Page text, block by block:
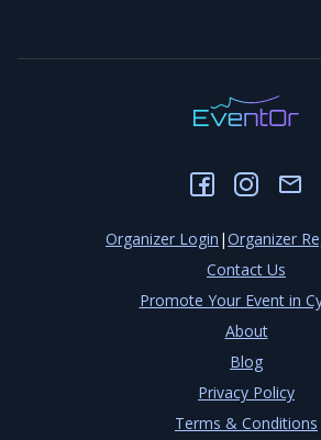
Organizer Login |Organizer
Contact Us
Promote Your Event in
About
Blog
Privacy Policy
Terms & Conditions